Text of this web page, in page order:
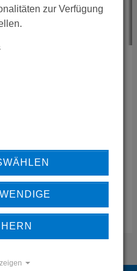
zur Verfügung